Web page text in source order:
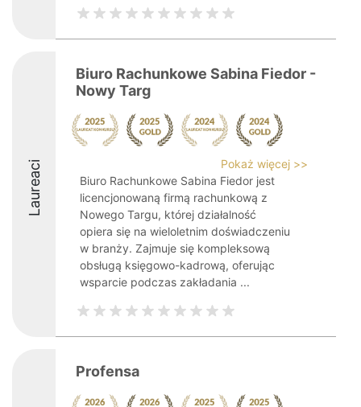
Laureaci
Biuro Rachunkowe Sabina Fiedor -
Nowy Targ
Pokaż więcej >>
Biuro Rachunkowe Sabina Fiedor jest
licencjonowaną firmą rachunkową z
Nowego Targu, której działalność
opiera się na wieloletnim doświadczeniu
w branży. Zajmuje się kompleksową
obsługą księgowo-kadrową, oferując
wsparcie podczas zakładania ...
Profensa